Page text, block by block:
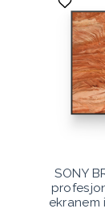
SONY
ekranem